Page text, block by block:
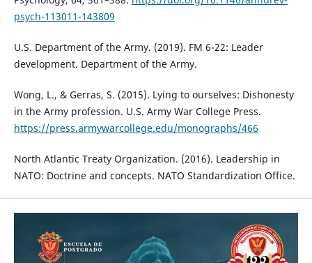
psych-113011-143809
U.S. Department of the Army. (2019). FM 6-22: Leader
development. Department of the Army.
Wong, L., & Gerras, S. (2015). Lying to ourselves: Dishonesty
in the Army profession. U.S. Army War College Press.
https://press.armywarcollege.edu/monographs/466
North Atlantic Treaty Organization. (2016). Leadership in
NATO: Doctrine and concepts. NATO Standardization Office.